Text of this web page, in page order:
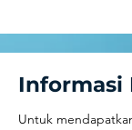
Informasi
Untuk